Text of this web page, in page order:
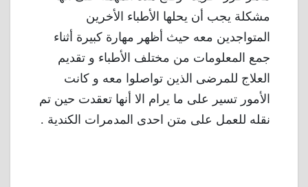
مشكلة يجب أن يحلها الأطباء الأخرين
المتواجدين معه حيث أظهر مهارة كبيرة أثناء
جمع المعلومات من مختلف الأطباء و تقديم
العلاج للمرضى الذين تواصلوا معه و كانت
الأمور تسير على ما يرام الا أنها تعقدت حين تم
نقله للعمل على متن احدى المدمرات الكندية .